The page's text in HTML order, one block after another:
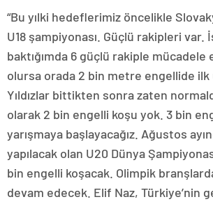
“Bu yılki hedeflerimiz öncelikle
U18 şampiyonası. Güçlü rakipleri
baktığımda 6 güçlü rakiple mücadele
olursa orada 2 bin metre engellide ilk
Yıldızlar bittikten sonra zaten
olarak 2 bin engelli koşu yok. 3 bin
yarışmaya başlayacağız. Ağustos
yapılacak olan U20 Dünya
bin engelli koşacak. Olimpik
devam edecek. Elif Naz, Türkiye’nin